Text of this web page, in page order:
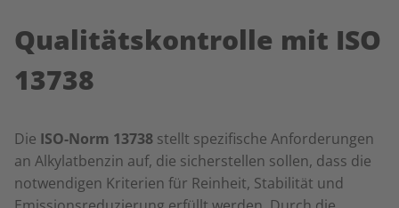
Qualitätskontrolle mit ISO
13738
Die ISO-Norm 13738 stellt spezifische Anforderungen
an Alkylatbenzin auf, die sicherstellen sollen, dass die
notwendigen Kriterien für Reinheit, Stabilität und